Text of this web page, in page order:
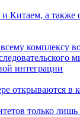
Китаем, а также
комплексу
интеграции
открываются
только